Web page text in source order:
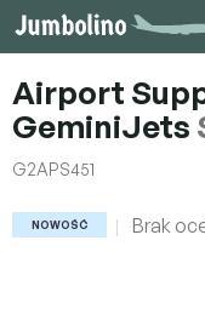
Przejść
do
Airport
GeminiJets
G2APS451
NOWOŚĆ
Średnia
Brak